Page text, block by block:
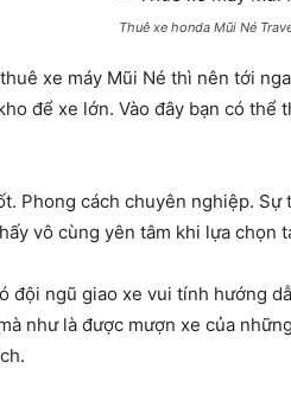
Thuê xe honda Mũi Né
xe máy Mũi Né thì nên tới
để xe lớn. Vào đây bạn có thể
Phong cách chuyên nghiệp.
vô cùng yên tâm khi lựa chọn
đội ngũ giao xe vui tính hướng
như là được mượn xe của